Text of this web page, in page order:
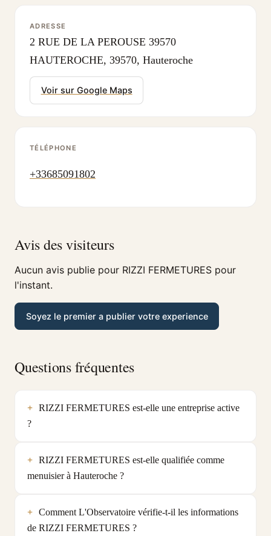
ADRESSE
2 RUE DE LA PEROUSE 39570
HAUTEROCHE, 39570, Hauteroche
Voir sur Google Maps
TÉLÉPHONE
+33685091802
Avis des visiteurs
Aucun avis publie pour RIZZI FERMETURES pour
l'instant.
Soyez le premier a publier votre experience
Questions fréquentes
RIZZI FERMETURES est-elle une entreprise active
?
RIZZI FERMETURES est-elle qualifiée comme
menuisier à Hauteroche ?
Comment L'Observatoire vérifie-t-il les informations
de RIZZI FERMETURES ?